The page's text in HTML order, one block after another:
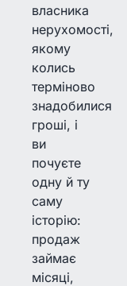
власника
нерухомості,
якому
колись
терміново
знадобилися
гроші, і
ви
почуєте
одну й ту
саму
історію:
продаж
займає
місяці,